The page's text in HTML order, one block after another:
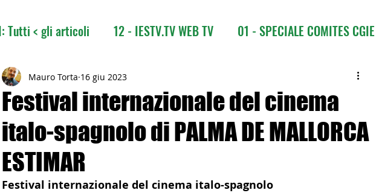
Tutti < gli articoli 12 - IESTV.TV WEB TV 01 - SPECIALE COMITES CGIE
TURISMO DELLE RADICI 03 bis - Giro del Mondo
ITALIANI ALL'ESTERO Europa 05 - ITALIANI ALL'ESTERO Africa
ITALIANI ALL'ESTERO Asia
Festival internazionale del cinema
italo-spagnolo di PALMA DE MALLORCA
ESTIMAR
Mauro Torta 16 giu 2023
Festival internazionale del cinema italo-spagnolo